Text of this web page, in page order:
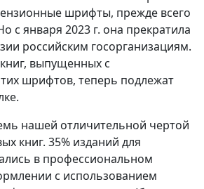
шрифты, прежде всего
с января 2023 г. она прекратила
российским госорганизациям.
выпущенных с
шрифтов, теперь подлежат
нашей отличительной чертой
книг. 35% изданий для
в профессиональном
с использованием